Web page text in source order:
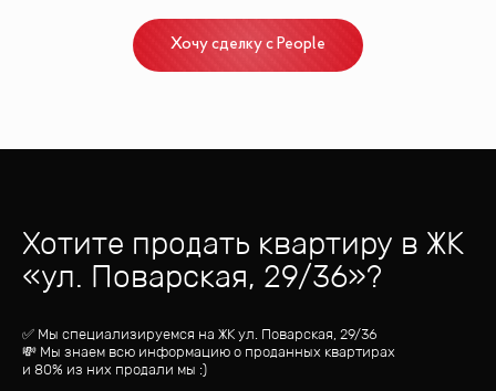
Хочу сделку с People
Хотите продать квартиру в ЖК
«ул. Поварская, 29/36»?
✅ Мы специализируемся на ЖКул. Поварская, 29/36
💸 Мы знаем всю информацию о проданных квартирах
и 80% из них продали мы :)